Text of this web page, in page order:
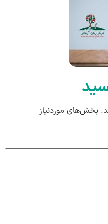
بخش‌های موردنیاز